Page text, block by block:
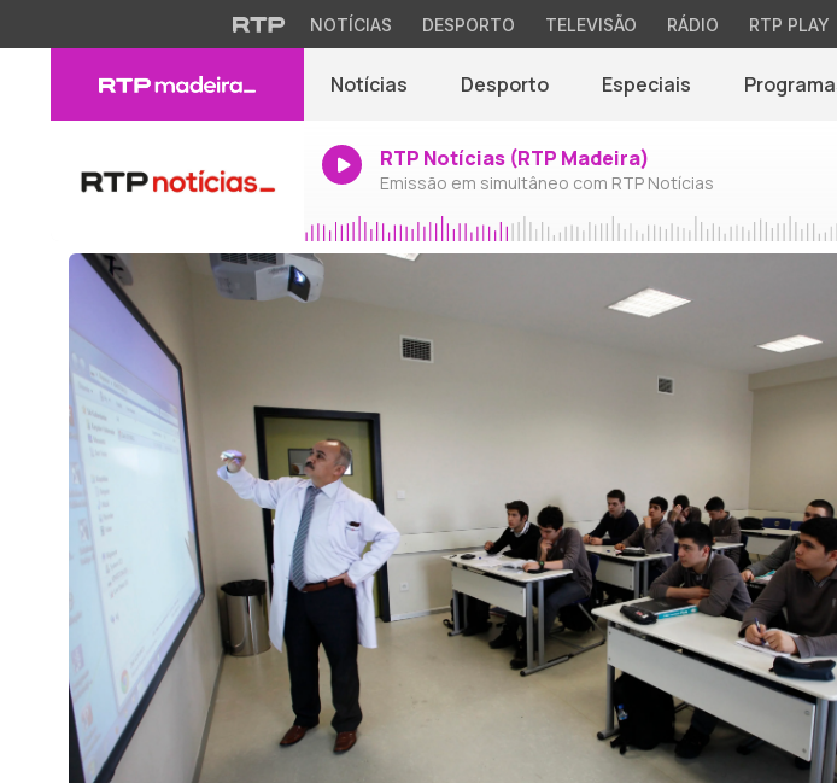
NOTÍCIAS DESPORTO TELEVISÃO RÁDIO RTP PLAY
Notícias Desporto Especiais
RTP Notícias (RTP Madeira)
Emissão em simultâneo com RTP Notícias